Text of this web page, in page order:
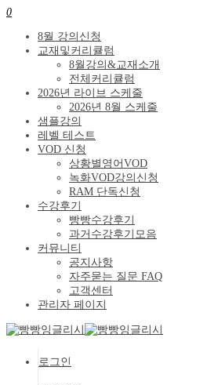
0
8월 강의신청
교재및커리큘럼
8월강의&교재소개
전체커리큘럼
2026년 라이브 스케줄
2026년 8월 스케줄
샘플강의
레벨 테스트
VOD 신청
상황별영어VOD
녹화VOD강의신청
RAM 단독신청
수강후기
빵빵수강후기
과거수강후기모음
커뮤니티
공지사항
자주묻는 질문 FAQ
고객센터
관리자 페이지
로그인